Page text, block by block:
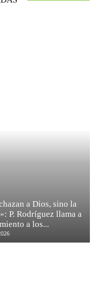
a Dios, sino la
P. Rodríguez llama a
a los...